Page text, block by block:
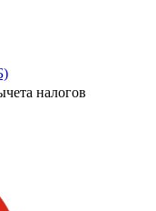
налогов